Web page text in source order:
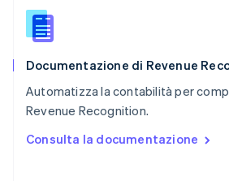
Documentazione di Revenue
Automatizza la contabilità per
Revenue Recognition.
Consulta la documentazione
English
Slovacchia
Slovenia
Spagna
EspañolEnglish
English Español简体中文